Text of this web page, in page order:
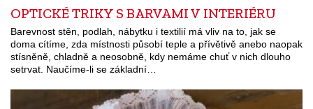
OPTICKÉ TRIKY S BARVAMI V INTERIÉRU
Barevnost stěn, podlah, nábytku i textilií má vliv na to, jak se
doma cítíme, zda místnosti působí teple a přívětivě anebo naopak
stísněně, chladně a neosobně, kdy nemáme chuť v nich dlouho
setrvat. Naučíme-li se základní…